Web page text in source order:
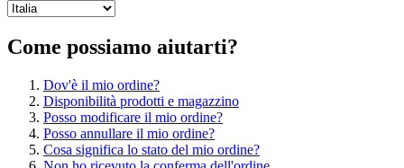
Come possiamo aiutarti?
Dov'è il mio ordine?
Disponibilità prodotti e magazzino
Posso modificare il mio ordine?
Posso annullare il mio ordine?
Cosa significa lo stato del mio ordine?